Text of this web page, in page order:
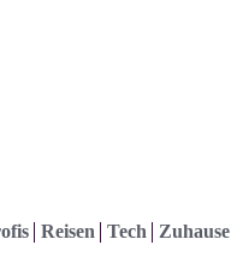
Reisen Tech Zuhause